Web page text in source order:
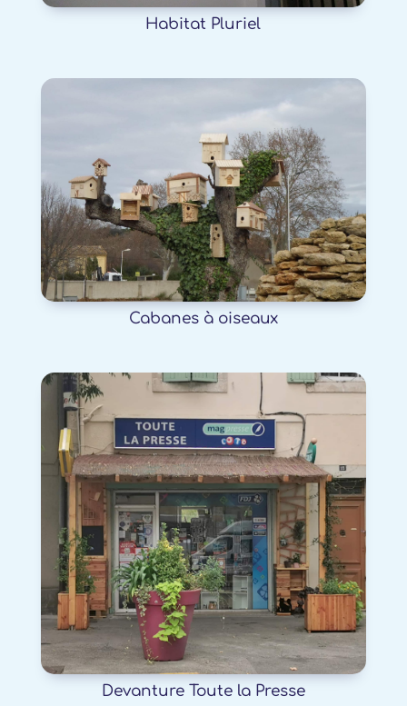
Habitat Pluriel
Cabanes à oiseaux
Devanture Toute la Presse